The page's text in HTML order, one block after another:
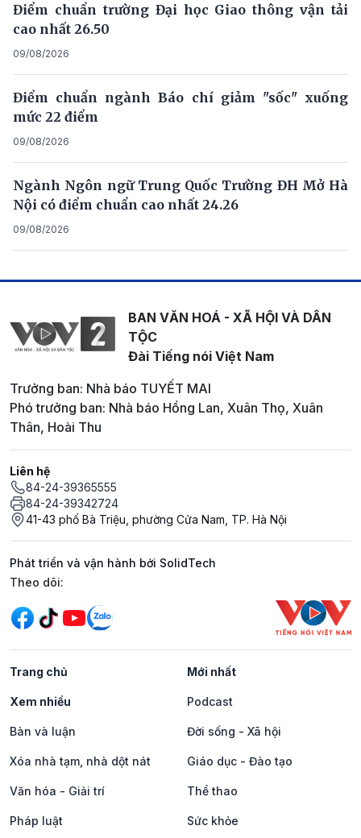
Điểm chuẩn trường Đại học Giao thông vận tải
cao nhất 26.50
09/08/2026
Điểm chuẩn ngành Báo chí giảm "sốc" xuống
mức 22 điểm
09/08/2026
Ngành Ngôn ngữ Trung Quốc Trường ĐH Mở Hà
Nội có điểm chuẩn cao nhất 24.26
09/08/2026
BAN VĂN HOÁ - XÃ HỘI VÀ DÂN
TỘC
Đài Tiếng nói Việt Nam
Trưởng ban: Nhà báo TUYẾT MAI
Phó trưởng ban: Nhà báo Hồng Lan, Xuân Thọ, Xuân
Thân, Hoài Thu
Liên hệ
84-24-39365555
84-24-39342724
41-43 phố Bà Triệu, phường Cửa Nam, TP. Hà Nội
Phát triển và vận hành bởi SolidTech
Mạng xã hội
Theo dõi:
Trang chủ Mới nhất
Xem nhiều Podcast
Bàn và luận Đời sống - Xã hội
Xóa nhà tạm, nhà dột nát Giáo dục - Đào tạo
Văn hóa - Giải trí Thể thao
Pháp luật Sức khỏe